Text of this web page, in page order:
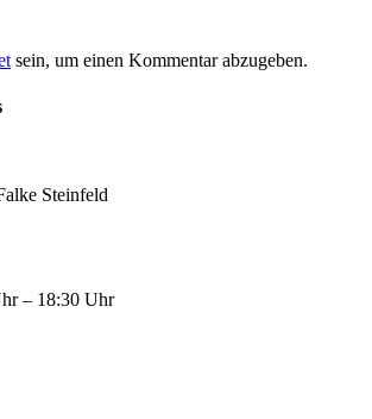
sein, um einen Kommentar abzugeben.
Steinfeld
– 18:30 Uhr